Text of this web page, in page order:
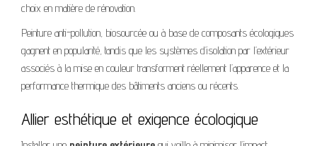
choix en matière de rénovation.
Peinture anti-pollution, biosourcée ou à base de composants écologiques
gagnent en popularité, tandis que les systèmes d’isolation par l’extérieur
associés à la mise en couleur transforment réellement l’apparence et la
performance thermique des bâtiments anciens ou récents.
Allier esthétique et exigence écologique